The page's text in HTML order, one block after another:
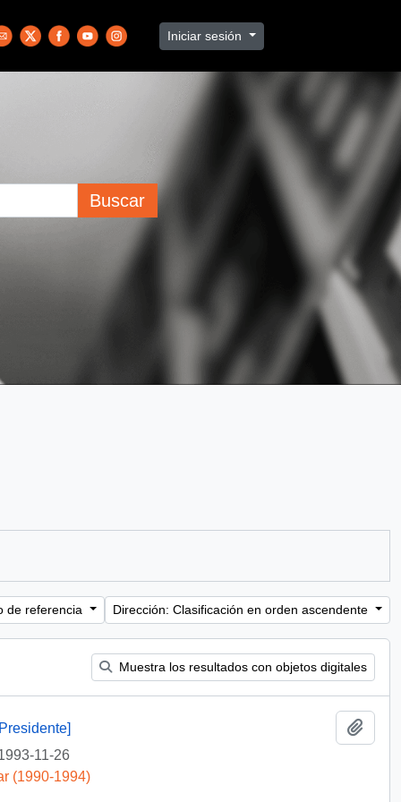
Iniciar sesión
Buscar
de referencia Dirección: Clasificación en orden ascendente
Muestra los resultados con objetos digitales
11-26
(1990-1994)